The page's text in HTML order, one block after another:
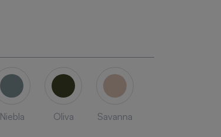
Niebla Oliva Savanna